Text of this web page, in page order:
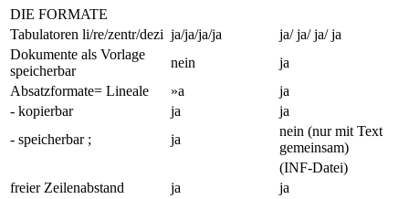
DIE FORMATE
Tabulatoren li/re/zentr/dezi ja/ja/ja/ja
ja/ ja/ ja/ ja
Dokumente als Vorlage
speicherbar
nein
ja
Absatzformate= Lineale
»a
ja
- kopierbar
ja
ja
- speicherbar ;
ja
nein (nur mit Text
gemeinsam)
(INF-Datei)
freier Zeilenabstand
ja ja